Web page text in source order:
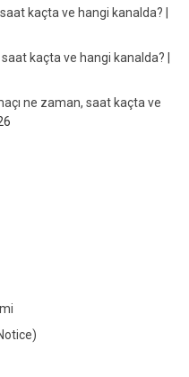
kaçta ve hangi kanalda? |
kaçta ve hangi kanalda? |
ne zaman, saat kaçta ve